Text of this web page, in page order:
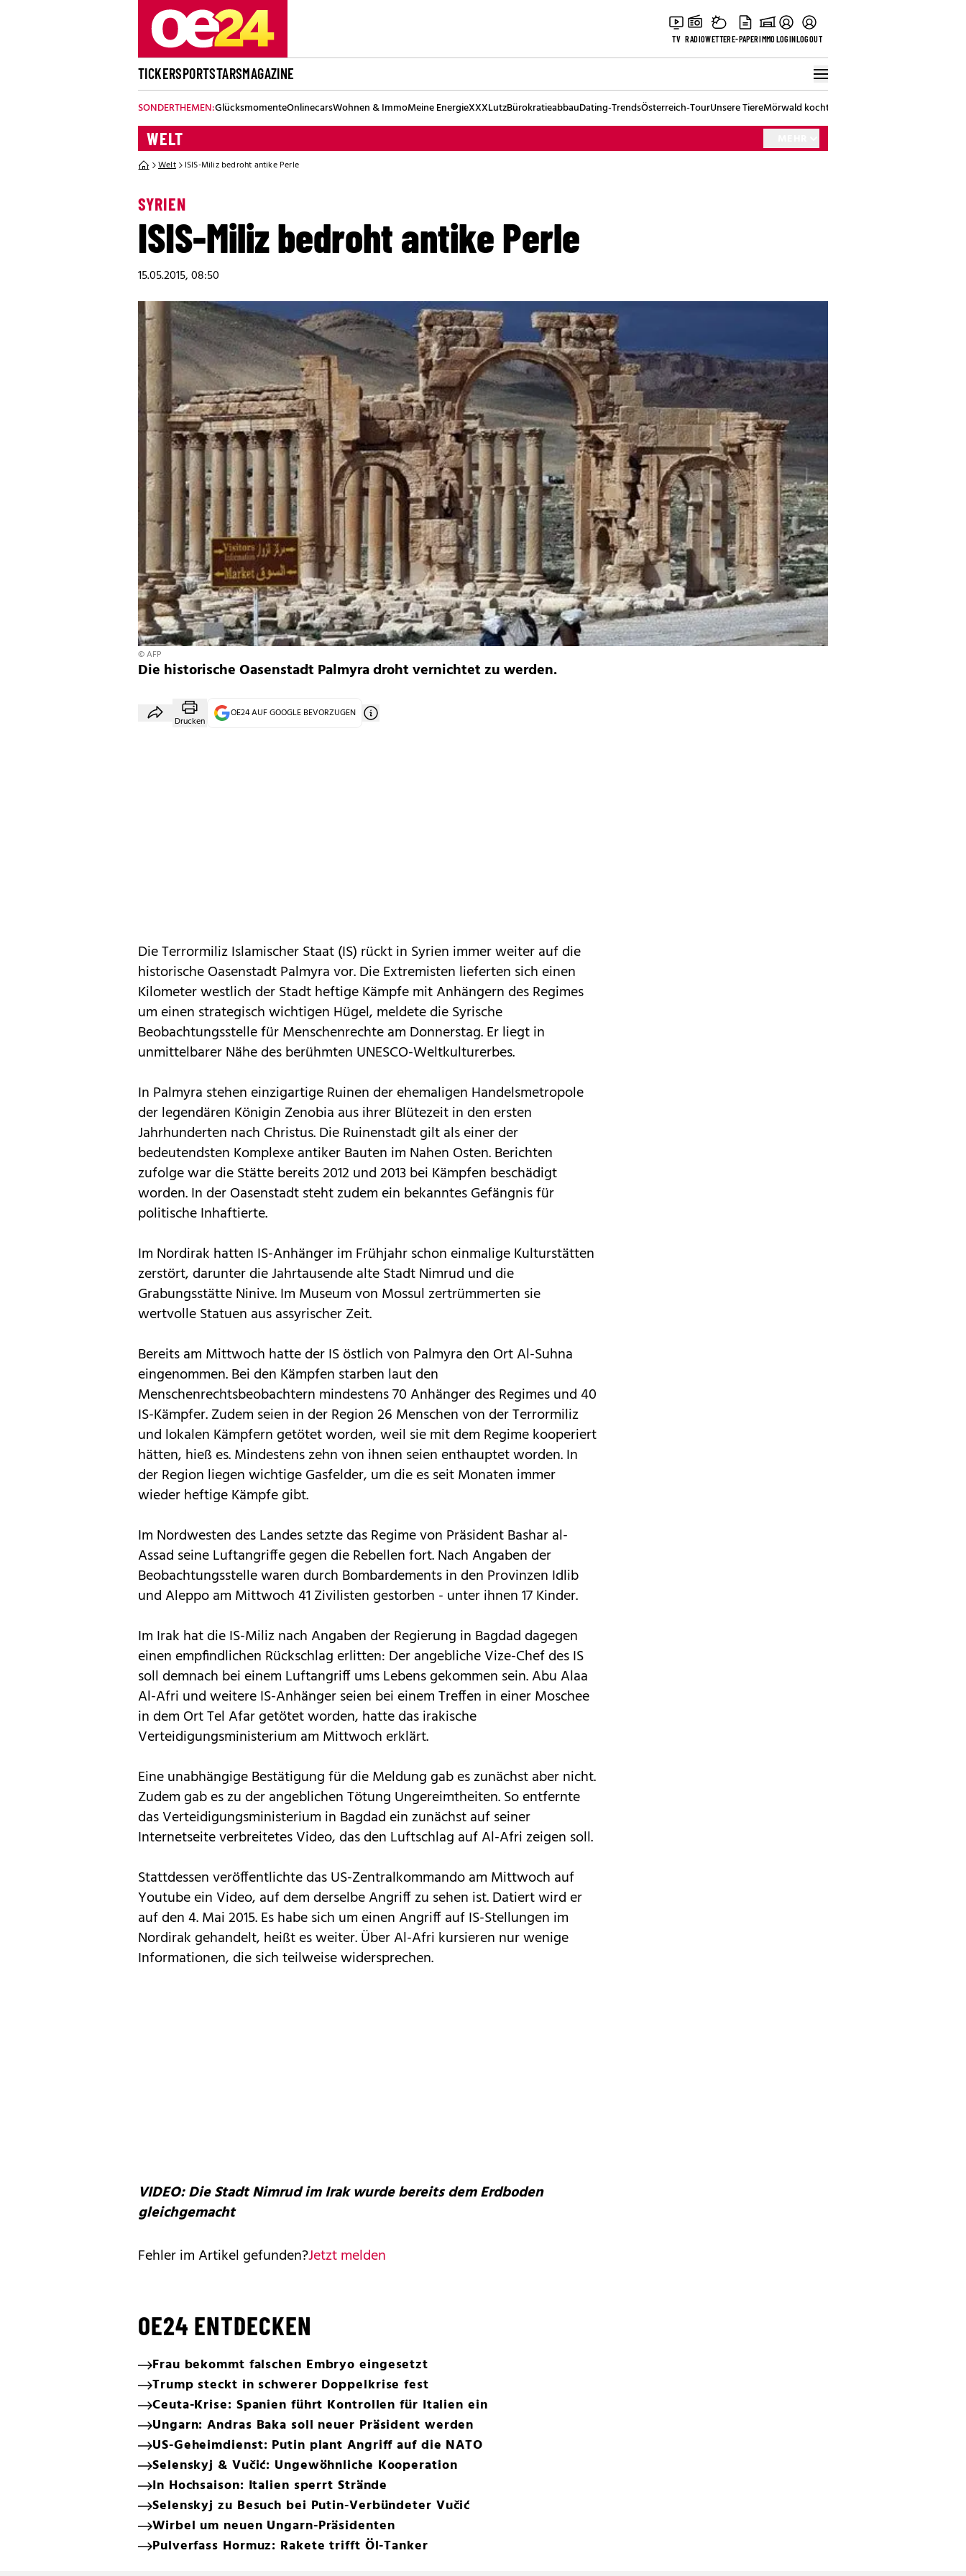
TV RADIOWETTERE-PAPERIMMOLOGINLOGOUT
TICKERSPORTSTARSMAGAZINE
SONDERTHEMEN:GlücksmomenteOnlinecarsWohnen & ImmoMeine EnergieXXXLutzBürokratieabbauDating-TrendsÖsterreich-TourUnsere TiereMörwald kocht
WELT
Welt ISIS-Miliz bedroht antike Perle
SYRIEN
ISIS-Miliz bedroht antike Perle
15.05.2015, 08:50
© AFP
Die historische Oasenstadt Palmyra droht vernichtet zu werden.
Drucken
OE24 AUF GOOGLE BEVORZUGEN
Die Terrormiliz Islamischer Staat (IS) rückt in Syrien immer weiter auf die
historische Oasenstadt Palmyra vor. Die Extremisten lieferten sich einen
Kilometer westlich der Stadt heftige Kämpfe mit Anhängern des Regimes
um einen strategisch wichtigen Hügel, meldete die Syrische
Beobachtungsstelle für Menschenrechte am Donnerstag. Er liegt in
unmittelbarer Nähe des berühmten UNESCO-Weltkulturerbes.
In Palmyra stehen einzigartige Ruinen der ehemaligen Handelsmetropole
der legendären Königin Zenobia aus ihrer Blütezeit in den ersten
Jahrhunderten nach Christus. Die Ruinenstadt gilt als einer der
bedeutendsten Komplexe antiker Bauten im Nahen Osten. Berichten
zufolge war die Stätte bereits 2012 und 2013 bei Kämpfen beschädigt
worden. In der Oasenstadt steht zudem ein bekanntes Gefängnis für
politische Inhaftierte.
Im Nordirak hatten IS-Anhänger im Frühjahr schon einmalige Kulturstätten
zerstört, darunter die Jahrtausende alte Stadt Nimrud und die
Grabungsstätte Ninive. Im Museum von Mossul zertrümmerten sie
wertvolle Statuen aus assyrischer Zeit.
Bereits am Mittwoch hatte der IS östlich von Palmyra den Ort Al-Suhna
eingenommen. Bei den Kämpfen starben laut den
Menschenrechtsbeobachtern mindestens 70 Anhänger des Regimes und 40
IS-Kämpfer. Zudem seien in der Region 26 Menschen von der Terrormiliz
und lokalen Kämpfern getötet worden, weil sie mit dem Regime kooperiert
hätten, hieß es. Mindestens zehn von ihnen seien enthauptet worden. In
der Region liegen wichtige Gasfelder, um die es seit Monaten immer
wieder heftige Kämpfe gibt.
Im Nordwesten des Landes setzte das Regime von Präsident Bashar al-
Assad seine Luftangriffe gegen die Rebellen fort. Nach Angaben der
Beobachtungsstelle waren durch Bombardements in den Provinzen Idlib
und Aleppo am Mittwoch 41 Zivilisten gestorben - unter ihnen 17 Kinder.
Im Irak hat die IS-Miliz nach Angaben der Regierung in Bagdad dagegen
einen empfindlichen Rückschlag erlitten: Der angebliche Vize-Chef des IS
soll demnach bei einem Luftangriff ums Lebens gekommen sein. Abu Alaa
Al-Afri und weitere IS-Anhänger seien bei einem Treffen in einer Moschee
in dem Ort Tel Afar getötet worden, hatte das irakische
Verteidigungsministerium am Mittwoch erklärt.
Eine unabhängige Bestätigung für die Meldung gab es zunächst aber nicht.
Zudem gab es zu der angeblichen Tötung Ungereimtheiten. So entfernte
das Verteidigungsministerium in Bagdad ein zunächst auf seiner
Internetseite verbreitetes Video, das den Luftschlag auf Al-Afri zeigen soll.
Stattdessen veröffentlichte das US-Zentralkommando am Mittwoch auf
Youtube ein Video, auf dem derselbe Angriff zu sehen ist. Datiert wird er
auf den 4. Mai 2015. Es habe sich um einen Angriff auf IS-Stellungen im
Nordirak gehandelt, heißt es weiter. Über Al-Afri kursieren nur wenige
Informationen, die sich teilweise widersprechen.
VIDEO: Die Stadt Nimrud im Irak wurde bereits dem Erdboden
gleichgemacht
Fehler im Artikel gefunden?Jetzt melden
OE24 ENTDECKEN
Frau bekommt falschen Embryo eingesetzt
Trump steckt in schwerer Doppelkrise fest
Ceuta-Krise: Spanien führt Kontrollen für Italien ein
Ungarn: Andras Baka soll neuer Präsident werden
US-Geheimdienst: Putin plant Angriff auf die NATO
Selenskyj & Vučić: Ungewöhnliche Kooperation
In Hochsaison: Italien sperrt Strände
Selenskyj zu Besuch bei Putin-Verbündeter Vučić
Wirbel um neuen Ungarn-Präsidenten
Pulverfass Hormuz: Rakete trifft Öl-Tanker